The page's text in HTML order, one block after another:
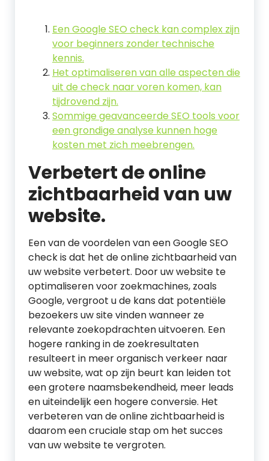
Een Google SEO check kan complex zijn
voor beginners zonder technische
kennis.
Het optimaliseren van alle aspecten die
uit de check naar voren komen, kan
tijdrovend zijn.
Sommige geavanceerde SEO tools voor
een grondige analyse kunnen hoge
kosten met zich meebrengen.
Verbetert de online
zichtbaarheid van uw
website.
Een van de voordelen van een Google SEO
check is dat het de online zichtbaarheid van
uw website verbetert. Door uw website te
optimaliseren voor zoekmachines, zoals
Google, vergroot u de kans dat potentiële
bezoekers uw site vinden wanneer ze
relevante zoekopdrachten uitvoeren. Een
hogere ranking in de zoekresultaten
resulteert in meer organisch verkeer naar
uw website, wat op zijn beurt kan leiden tot
een grotere naamsbekendheid, meer leads
en uiteindelijk een hogere conversie. Het
verbeteren van de online zichtbaarheid is
daarom een cruciale stap om het succes
van uw website te vergroten.